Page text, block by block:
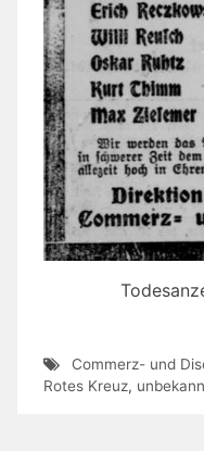
Commerz- und
Rotes Kreuz,